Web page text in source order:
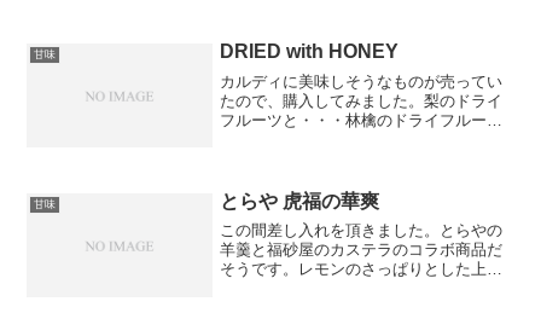
す。
甘味 DRIED with HONEY
カルディに美味しそうなものが売ってい
たので、購入してみました。梨のドライ
フルーツと・・・林檎のドライフルーツ
いました。もっと大切に食...
甘味 とらや 虎福の華爽
この間差し入れを頂きました。とらやの
羊羹と福砂屋のカステラのコラボ商品だ
そうです。レモンのさっぱりとした上品